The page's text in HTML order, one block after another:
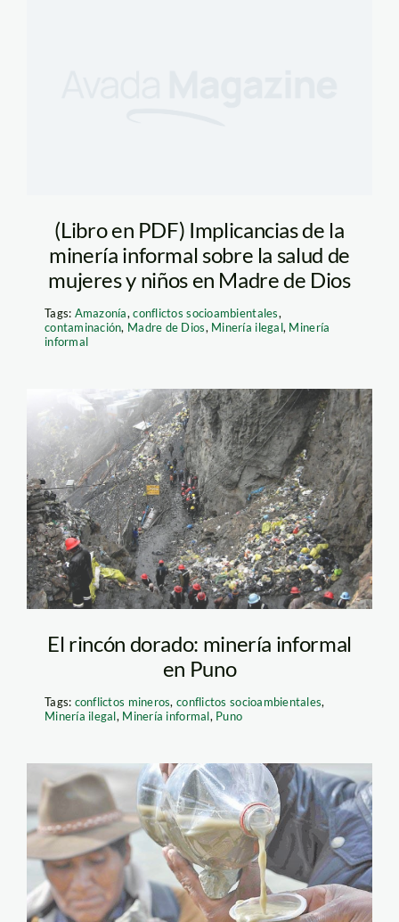
(Libro en PDF) Implicancias de la
minería informal sobre la salud de
mujeres y niños en Madre de Dios
Tags: Amazonía,conflictos socioambientales,
contaminación, Madre de Dios, Minería ilegal, Minería
informal
Minería ilegal en La
Rinconada (Puno)
El rincón dorado: minería informal
en Puno
Tags: conflictos mineros,conflictos socioambientales,
Minería ilegal, Minería informal, Puno